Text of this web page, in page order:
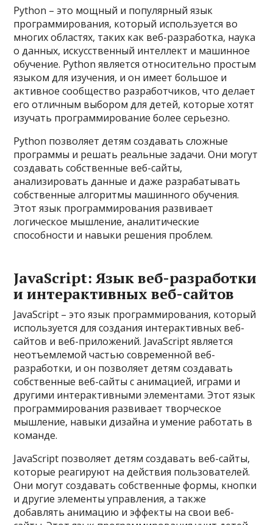
Python – это мощный и популярный язык
программирования, который используется во
многих областях, таких как веб-разработка, наука
о данных, искусственный интеллект и машинное
обучение. Python является относительно простым
языком для изучения, и он имеет большое и
активное сообщество разработчиков, что делает
его отличным выбором для детей, которые хотят
изучать программирование более серьезно.
Python позволяет детям создавать сложные
программы и решать реальные задачи. Они могут
создавать собственные веб-сайты,
анализировать данные и даже разрабатывать
собственные алгоритмы машинного обучения.
Этот язык программирования развивает
логическое мышление, аналитические
способности и навыки решения проблем.
JavaScript: Язык веб-разработки
и интерактивных веб-сайтов
JavaScript – это язык программирования, который
используется для создания интерактивных веб-
сайтов и веб-приложений. JavaScript является
неотъемлемой частью современной веб-
разработки, и он позволяет детям создавать
собственные веб-сайты с анимацией, играми и
другими интерактивными элементами. Этот язык
программирования развивает творческое
мышление, навыки дизайна и умение работать в
команде.
JavaScript позволяет детям создавать веб-сайты,
которые реагируют на действия пользователей.
Они могут создавать собственные формы, кнопки
и другие элементы управления, а также
добавлять анимацию и эффекты на свои веб-